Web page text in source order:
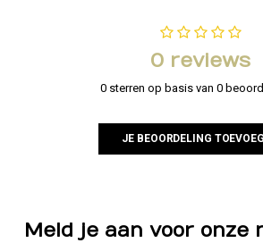
0 reviews
0 sterren op basis van 0
JE BEOORDELING
Meld je aan voor onze